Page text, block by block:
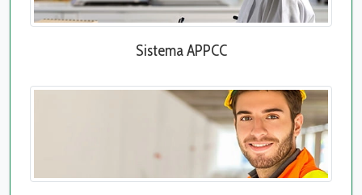
Sistema APPCC